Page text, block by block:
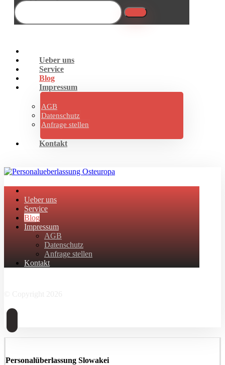
Ueber uns
Service
Blog
Impressum
AGB
Datenschutz
Anfrage stellen
Kontakt
Ueber uns
Service
Blog
Impressum
AGB
Datenschutz
Anfrage stellen
Kontakt
Personalüberlassung Slowakei